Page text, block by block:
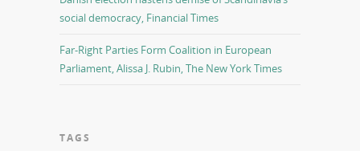
social democracy, Financial Times
Far-Right Parties Form Coalition in European
Parliament, Alissa J. Rubin, The New York Times
TAGS